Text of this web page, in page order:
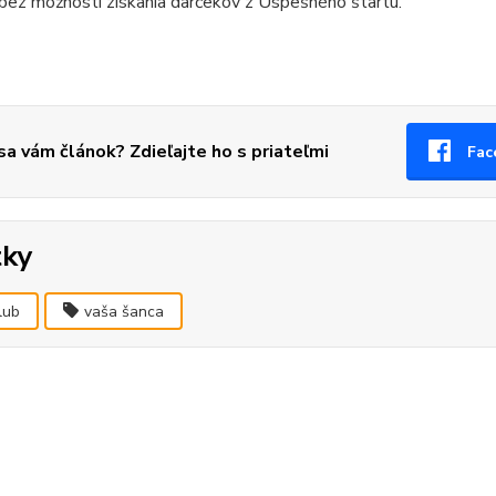
vám článok? Zdieľajte ho s priateľmi
vaša šanca